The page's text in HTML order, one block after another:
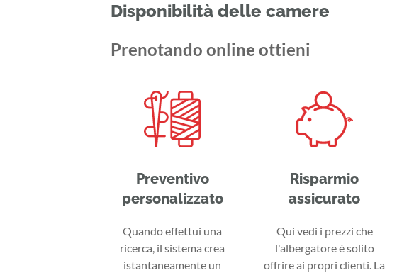
Disponibilità delle camere
Prenotando online ottieni
Preventivo
personalizzato
Quando effettui una
ricerca, il sistema crea
istantaneamente un
Risparmio
assicurato
Qui vedi i prezzi che
l'albergatore è solito
offrire ai propri clienti. La